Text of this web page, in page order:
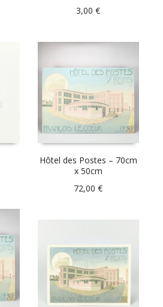
3,00€
Hôtel des Postes – 70cm
x 50cm
72,00€